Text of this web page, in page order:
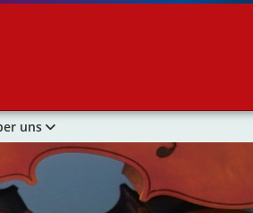
uns